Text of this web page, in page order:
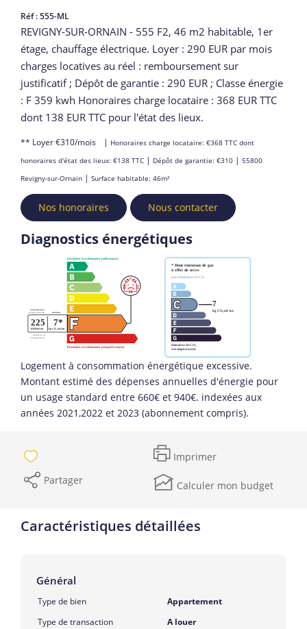
Réf : 555-ML
REVIGNY-SUR-ORNAIN - 555 F2, 46 m2 habitable, 1er
étage, chauffage électrique. Loyer : 290 EUR par mois
charges locatives au réel : remboursement sur
justificatif ; Dépôt de garantie : 290 EUR ; Classe énergie
: F 359 kwh Honoraires charge locataire : 368 EUR TTC
dont 138 EUR TTC pour l'état des lieux.
** Loyer €310/mois | Honoraires charge locataire: €368 TTC dont
honoraires d'état des lieux: €138 TTC | Dépôt de garantie: €310 | 55800
Revigny-sur-Ornain | Surface habitable: 46m²
Nos honoraires Nous contacter
Diagnostics énergétiques
Logement à consommation énergétique excessive.
Montant estimé des dépenses annuelles d'énergie pour
un usage standard entre 660€ et 940€. indexées aux
années 2021,2022 et 2023 (abonnement compris).
Imprimer
Partager
Calculer mon budget
Caractéristiques détaillées
Général
Type de bien
Appartement
Type de transaction
A louer